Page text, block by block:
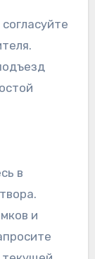
в
и